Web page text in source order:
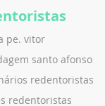
pe. vitor
santo afonso
redentoristas
redentoristas